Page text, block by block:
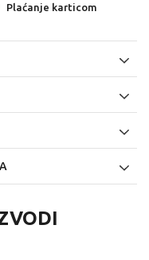
Plaćanje karticom